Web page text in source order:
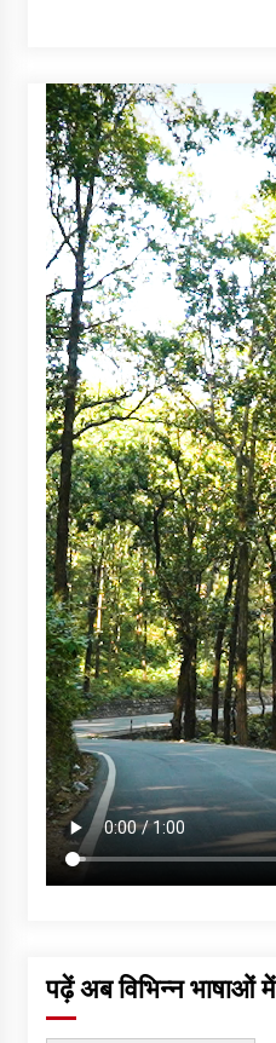
पढ़ें अब विभिन्न भाषाओं में